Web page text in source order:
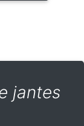
jantes